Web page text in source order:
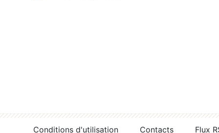
Conditions d'utilisation Contacts
Flux